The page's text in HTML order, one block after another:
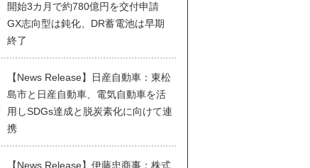
開始3カ月で約780億円を交付申請
GX志向型は鈍化、DR蓄電池は早期
終了
【News Release】日産自動車：東松
島市と日産自動車、電気自動車を活
用しSDGs達成と脱炭素化に向けて連
携
【News Release】伊藤忠商事：株式